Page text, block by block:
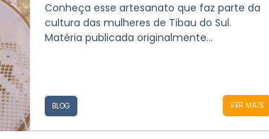
Conheça esse artesanato que faz parte da
cultura das mulheres de Tibau do Sul.
Matéria publicada originalmente...
VER MAIS
BLOG